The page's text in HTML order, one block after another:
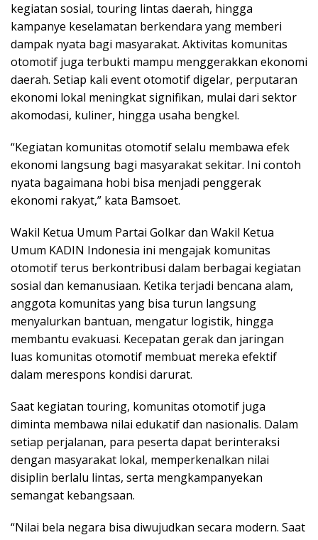
kegiatan sosial, touring lintas daerah, hingga
kampanye keselamatan berkendara yang memberi
dampak nyata bagi masyarakat. Aktivitas komunitas
otomotif juga terbukti mampu menggerakkan ekonomi
daerah. Setiap kali event otomotif digelar, perputaran
ekonomi lokal meningkat signifikan, mulai dari sektor
akomodasi, kuliner, hingga usaha bengkel.
“Kegiatan komunitas otomotif selalu membawa efek
ekonomi langsung bagi masyarakat sekitar. Ini contoh
nyata bagaimana hobi bisa menjadi penggerak
ekonomi rakyat,” kata Bamsoet.
Wakil Ketua Umum Partai Golkar dan Wakil Ketua
Umum KADIN Indonesia ini mengajak komunitas
otomotif terus berkontribusi dalam berbagai kegiatan
sosial dan kemanusiaan. Ketika terjadi bencana alam,
anggota komunitas yang bisa turun langsung
menyalurkan bantuan, mengatur logistik, hingga
membantu evakuasi. Kecepatan gerak dan jaringan
luas komunitas otomotif membuat mereka efektif
dalam merespons kondisi darurat.
Saat kegiatan touring, komunitas otomotif juga
diminta membawa nilai edukatif dan nasionalis. Dalam
setiap perjalanan, para peserta dapat berinteraksi
dengan masyarakat lokal, memperkenalkan nilai
disiplin berlalu lintas, serta mengkampanyekan
semangat kebangsaan.
“Nilai bela negara bisa diwujudkan secara modern. Saat